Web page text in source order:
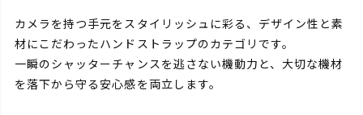
カメラを持つ手元をスタイリッシュに彩る、デザイン性と素
材にこだわったハンドストラップのカテゴリです。
一瞬のシャッターチャンスを逃さない機動力と、大切な機材
を落下から守る安心感を両立します。